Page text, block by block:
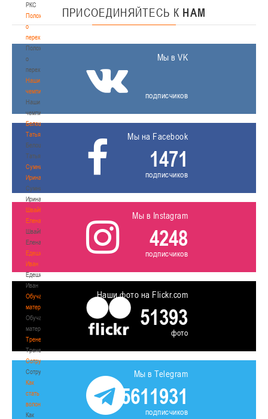
РКС
Положение
о
переходах
Положение
о
переходах
Наши
чемпионы
Наши
чемпионы
Белошапко
Татьяна
Белошапко
Татьяна
Сумникова
Ирина
Сумникова
Ирина
Швайбович
Елена
Швайбович
Елена
Едешко
Иван
Едешко
Иван
Обучающие
материалы
Обучающие
материалы
Тренерам
Тренерам
Сотрудничество
Сотрудничество
Как
стать
волонтером
Как
ПРИСОЕДИНЯЙТЕСЬ К НАМ
Мы в VK
подписчиков
Мы на Facebook
1471
подписчиков
Мы в Instagram
4248
подписчиков
Наши фото на Flickr.com
51393
фото
Мы в Telegram
5611931
подписчиков